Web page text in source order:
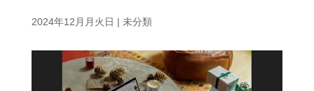
2024年12月月火日 | 未分類